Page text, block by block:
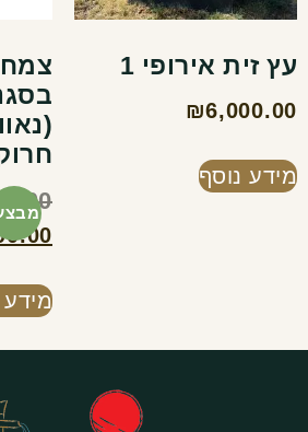
עץ זית אירופי 1
₪6,000.00
מידע נוסף
צמח
מידע